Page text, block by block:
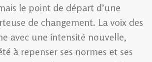
le point de départ d’une
de changement. La voix des
avec une intensité nouvelle,
à repenser ses normes et ses